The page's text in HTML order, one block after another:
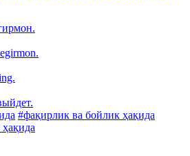
#фақирлик ва бойлик ҳақида